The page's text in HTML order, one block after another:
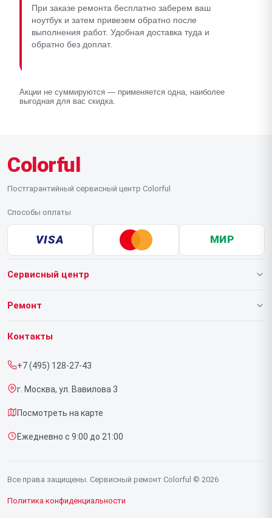
При заказе ремонта бесплатно заберем ваш
ноутбук и затем привезем обратно после
выполнения работ. Удобная доставка туда и
обратно без доплат.
Акции не суммируются — применяется одна, наиболее
выгодная для вас скидка.
Colorful
Постгарантийный сервисный центр Colorful
Способы оплаты
VISA МИР
Сервисный центр
О нашем сервисе
Срочный ремонт
Доставка и способы оплаты
Диагностика
Контакты
Ремонт
Ноутбуков
Контакты
+7 (495) 128-27-43
г. Москва, ул. Вавилова 3
Посмотреть на карте
Ежедневно с 9:00 до 21:00
Все права защищены. Сервисный ремонт Colorful © 2026
Политика конфиденциальности